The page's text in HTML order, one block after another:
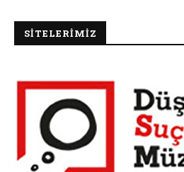
SİTELERİMİZ